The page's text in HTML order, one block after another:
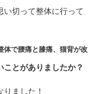
い切って整体に行って
で腰痛と膝痛、猫背が改
とがありましたか？
ました！